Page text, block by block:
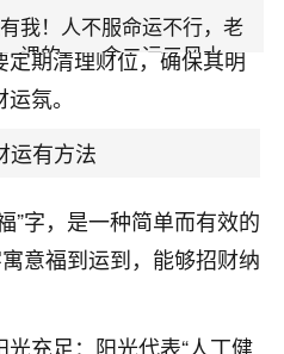
物或脏乱不堪，会削弱个
期清理财位，确保其明
氛。
有方法
”字，是一种简单而有效的
意福到运到，能够招财纳
充足：阳光代表“人丁健
我！人不服命运不行，老
课的。一命二运三风水，
年找老师化太岁，看年
都是缘分啊！
霉！我也想找人看看到底怎么